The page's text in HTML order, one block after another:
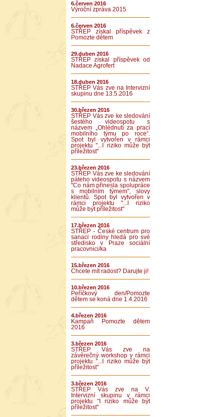
6.červen 2016
Výroční zpráva 2015
6.červen 2016
STŘEP získal příspěvek z
Pomozte dětem
29.duben 2016
STŘEP získal příspěvek od
Nadace Agrofert
18.duben 2016
STŘEP Vás zve na Intervizní
skupinu dne 13.5.2016
30.březen 2016
STŘEP Vás zve ke sledování
šestého videospotu s
názvem „Ohlédnutí za prací
mobilního týmu po roce“.
Spot byl vytvořen v rámci
projektu "...I riziko může být
příležitost"
23.březen 2016
STŘEP Vás zve ke sledování
páteho videospotu s názvem
"Co nám přinesla spolupráce
s mobilním týmem", slovy
klientů. Spot byl vytvořen v
rámci projektu "...I riziko
může být příležitost"
17.březen 2016
STŘEP - České centrum pro
sanaci rodiny hledá pro své
středisko v Praze sociální
pracovnici/ka
15.březen 2016
Chcete mít radost? Darujte ji!
10.březen 2016
Peříčkový den/Pomozte
dětem se koná dne 1.4.2016
4.březen 2016
Kampaň Pomozte dětem
2016
3.březen 2016
STŘEP Vás zve na
závěrečný workshop v rámci
projektu "...I riziko může být
příležitost"
3.březen 2016
STŘEP Vás zve na V.
Intervizní skupinu v rámci
projektu "I riziko může být
příležitost"